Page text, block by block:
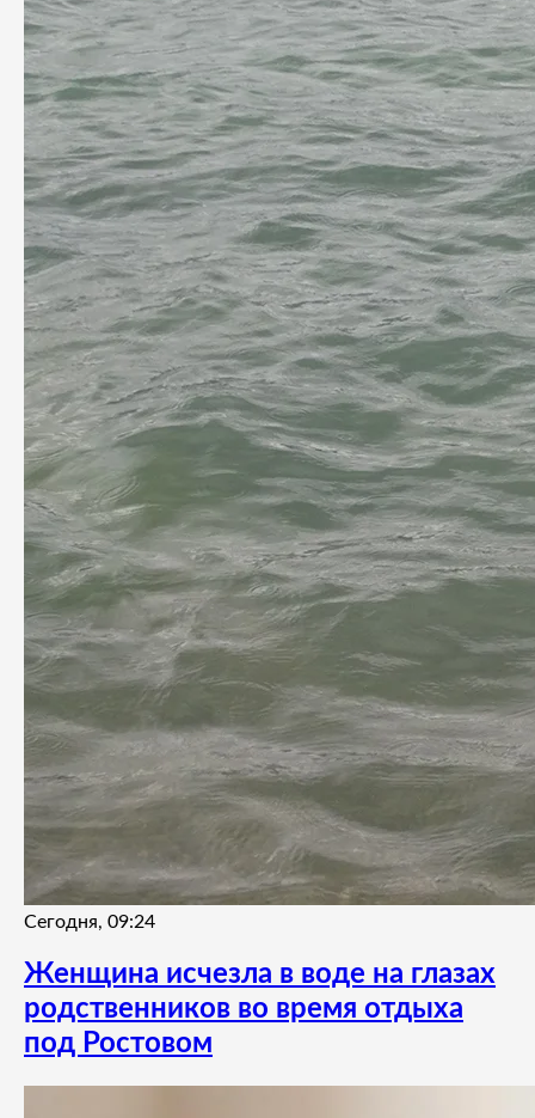
Сегодня, 09:24
Женщина исчезла в воде на глазах
родственников во время отдыха
под Ростовом